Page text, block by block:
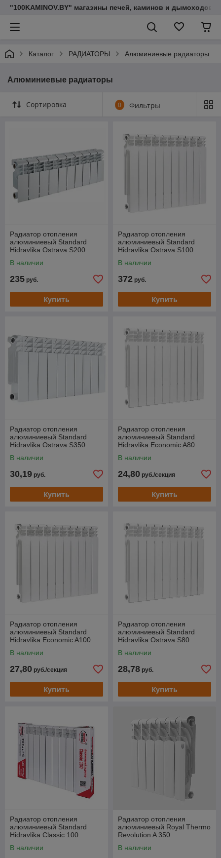
"100KAMINOV.BY" магазины печей, каминов и дымоходов
Каталог РАДИАТОРЫ Алюминиевые радиаторы
Алюминиевые радиаторы
Сортировка 0 Фильтры
Радиатор отопления
алюминиевый Standard
Hidravlika Ostrava S200
В наличии
235 руб.
Купить
Радиатор отопления
алюминиевый Standard
Hidravlika Ostrava S100
В наличии
372 руб.
Купить
Радиатор отопления
алюминиевый Standard
Hidravlika Ostrava S350
В наличии
30,19 руб.
Купить
Радиатор отопления
алюминиевый Standard
Hidravlika Economic A80
В наличии
24,80 руб./секция
Купить
Радиатор отопления
алюминиевый Standard
Hidravlika Economic A100
В наличии
27,80 руб./секция
Купить
Радиатор отопления
алюминиевый Standard
Hidravlika Ostrava S80
В наличии
28,78 руб.
Купить
Радиатор отопления
алюминиевый Standard
Hidravlika Classic 100
В наличии
Радиатор отопления
алюминиевый Royal Thermo
Revolution A 350
В наличии